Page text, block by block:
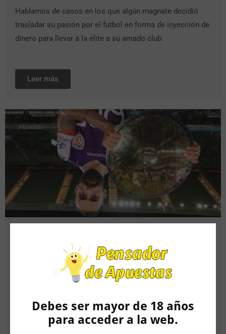
Debes ser mayor de 18 años
para acceder a la web.
Hablamos de casos en los que algún magnate decidió
trasladar su pasión por el futbol en forma de inyección de
dinero para llevar a la élite a su amado club.
Leer más
15 de enero de 2021
Futbolistas españoles jugando boca abajo
España, la competición liguera de Australia, o de la tierra
boca abajo (The land down under).